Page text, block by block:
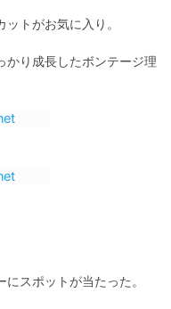
トがお気に入り。
かり成長したボンテージ理
スポットが当たった。